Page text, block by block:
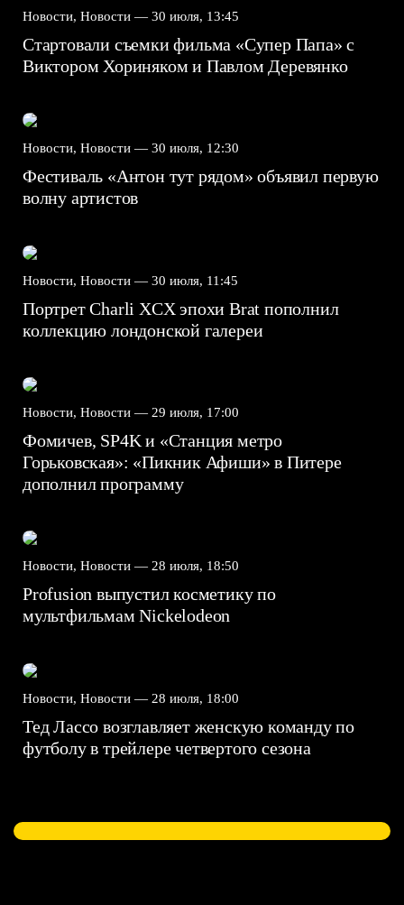
Новости, Новости — 30 июля, 13:45
Стартовали съемки фильма «Супер Папа» с
Виктором Хориняком и Павлом Деревянко
Новости, Новости — 30 июля, 12:30
Фестиваль «Антон тут рядом» объявил первую
волну артистов
Новости, Новости — 30 июля, 11:45
Портрет Charli XCX эпохи Brat пополнил
коллекцию лондонской галереи
Новости, Новости — 29 июля, 17:00
Фомичев, SP4K и «Станция метро
Горьковская»: «Пикник Афиши» в Питере
дополнил программу
Новости, Новости — 28 июля, 18:50
Profusion выпустил косметику по
мультфильмам Nickelodeon
Новости, Новости — 28 июля, 18:00
Тед Лассо возглавляет женскую команду по
футболу в трейлере четвертого сезона